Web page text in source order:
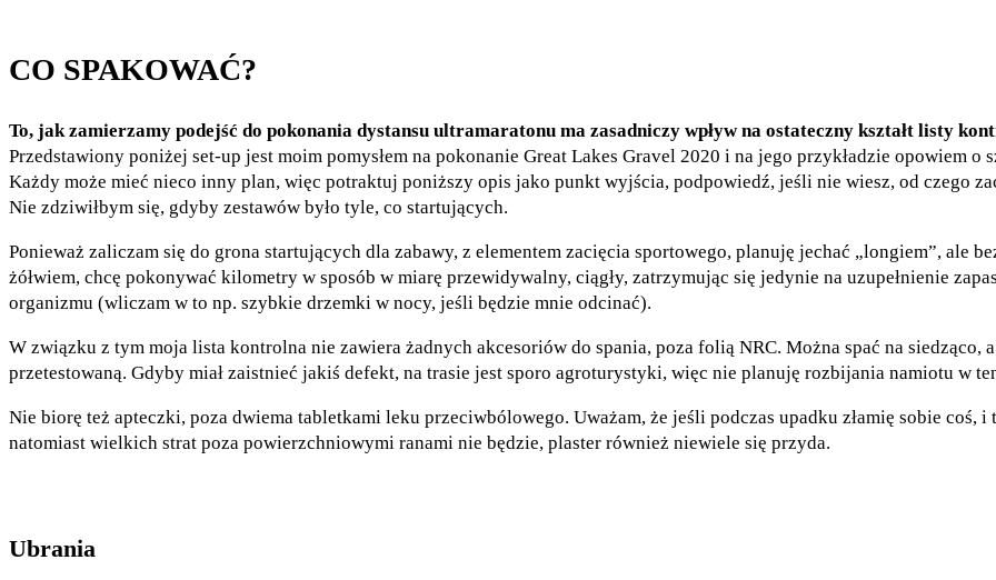
CO SPAKOWAĆ?
To, jak zamierzamy podejść do pokonania dystansu ultramaratonu ma zasadniczy wpływ na ostateczny kształt listy
Przedstawiony poniżej set-up jest moim pomysłem na pokonanie Great Lakes Gravel 2020 i na jego przykładzie opowiem o
Każdy może mieć nieco inny plan, więc potraktuj poniższy opis jako punkt wyjścia, podpowiedź, jeśli nie wiesz, od czego
Nie zdziwiłbym się, gdyby zestawów było tyle, co startujących.
Ponieważ zaliczam się do grona startujących dla zabawy, z elementem zacięcia sportowego, planuję jechać „longiem”, ale
żółwiem, chcę pokonywać kilometry w sposób w miarę przewidywalny, ciągły, zatrzymując się jedynie na uzupełnienie
organizmu (wliczam w to np. szybkie drzemki w nocy, jeśli będzie mnie odcinać).
W związku z tym moja lista kontrolna nie zawiera żadnych akcesoriów do spania, poza folią NRC. Można spać na
przetestowaną. Gdyby miał zaistnieć jakiś defekt, na trasie jest sporo agroturystyki, więc nie planuję rozbijania namiotu w
Nie biorę też apteczki, poza dwiema tabletkami leku przeciwbólowego. Uważam, że jeśli podczas upadku złamię sobie coś,
natomiast wielkich strat poza powierzchniowymi ranami nie będzie, plaster również niewiele się przyda.
Ubrania